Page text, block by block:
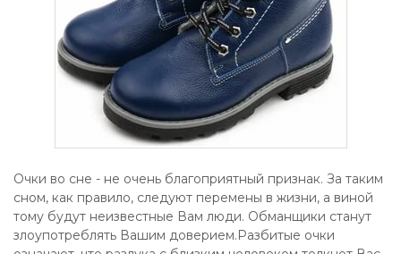
Очки во сне - не очень благоприятный признак. За таким
сном, как правило, следуют перемены в жизни, а виной
тому будут неизвестные Вам люди. Обманщики станут
злоупотреблять Вашим доверием.Разбитые очки